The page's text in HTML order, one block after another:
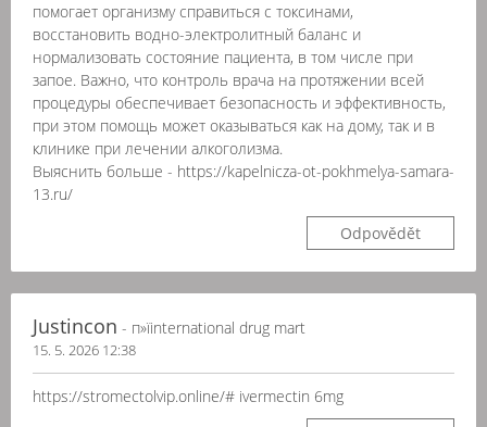
помогает организму справиться с токсинами,
восстановить водно-электролитный баланс и
нормализовать состояние пациента, в том числе при
запое. Важно, что контроль врача на протяжении всей
процедуры обеспечивает безопасность и эффективность,
при этом помощь может оказываться как на дому, так и в
клинике при лечении алкоголизма.
Выяснить больше - https://kapelnicza-ot-pokhmelya-samara-
13.ru/
Odpovědět
Justincon - п»їinternational drug mart
15. 5. 2026 12:38
https://stromectolvip.online/# ivermectin 6mg